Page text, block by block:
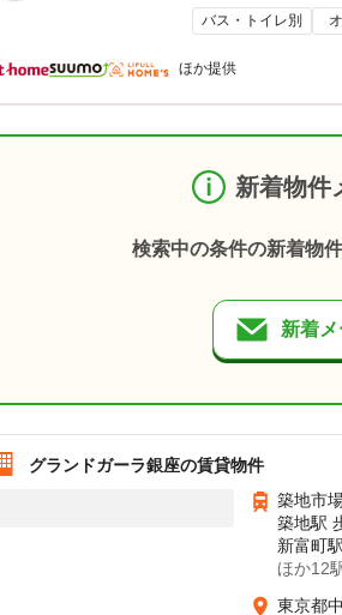
バス・トイレ別
ほか提供
新着物件
検索中の条件の新着物
新着
グランドガーラ銀座の賃貸物件
築地市
築地駅
新富町
ほか12
東京都